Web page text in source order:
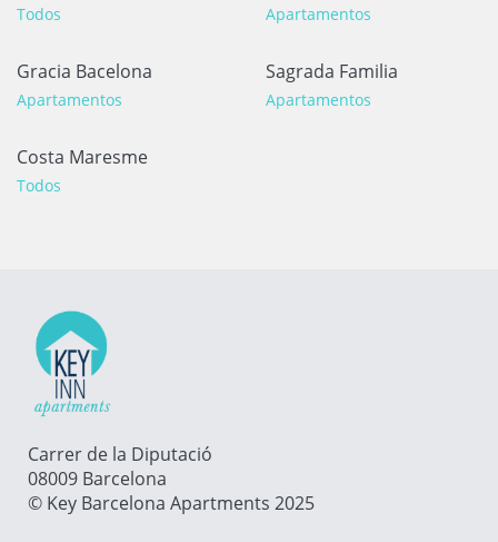
Todos Apartamentos
Gracia Bacelona
Apartamentos
Sagrada Familia
Apartamentos
Costa Maresme
Todos
Carrer de la Diputació
08009 Barcelona
© Key Barcelona Apartments 2025